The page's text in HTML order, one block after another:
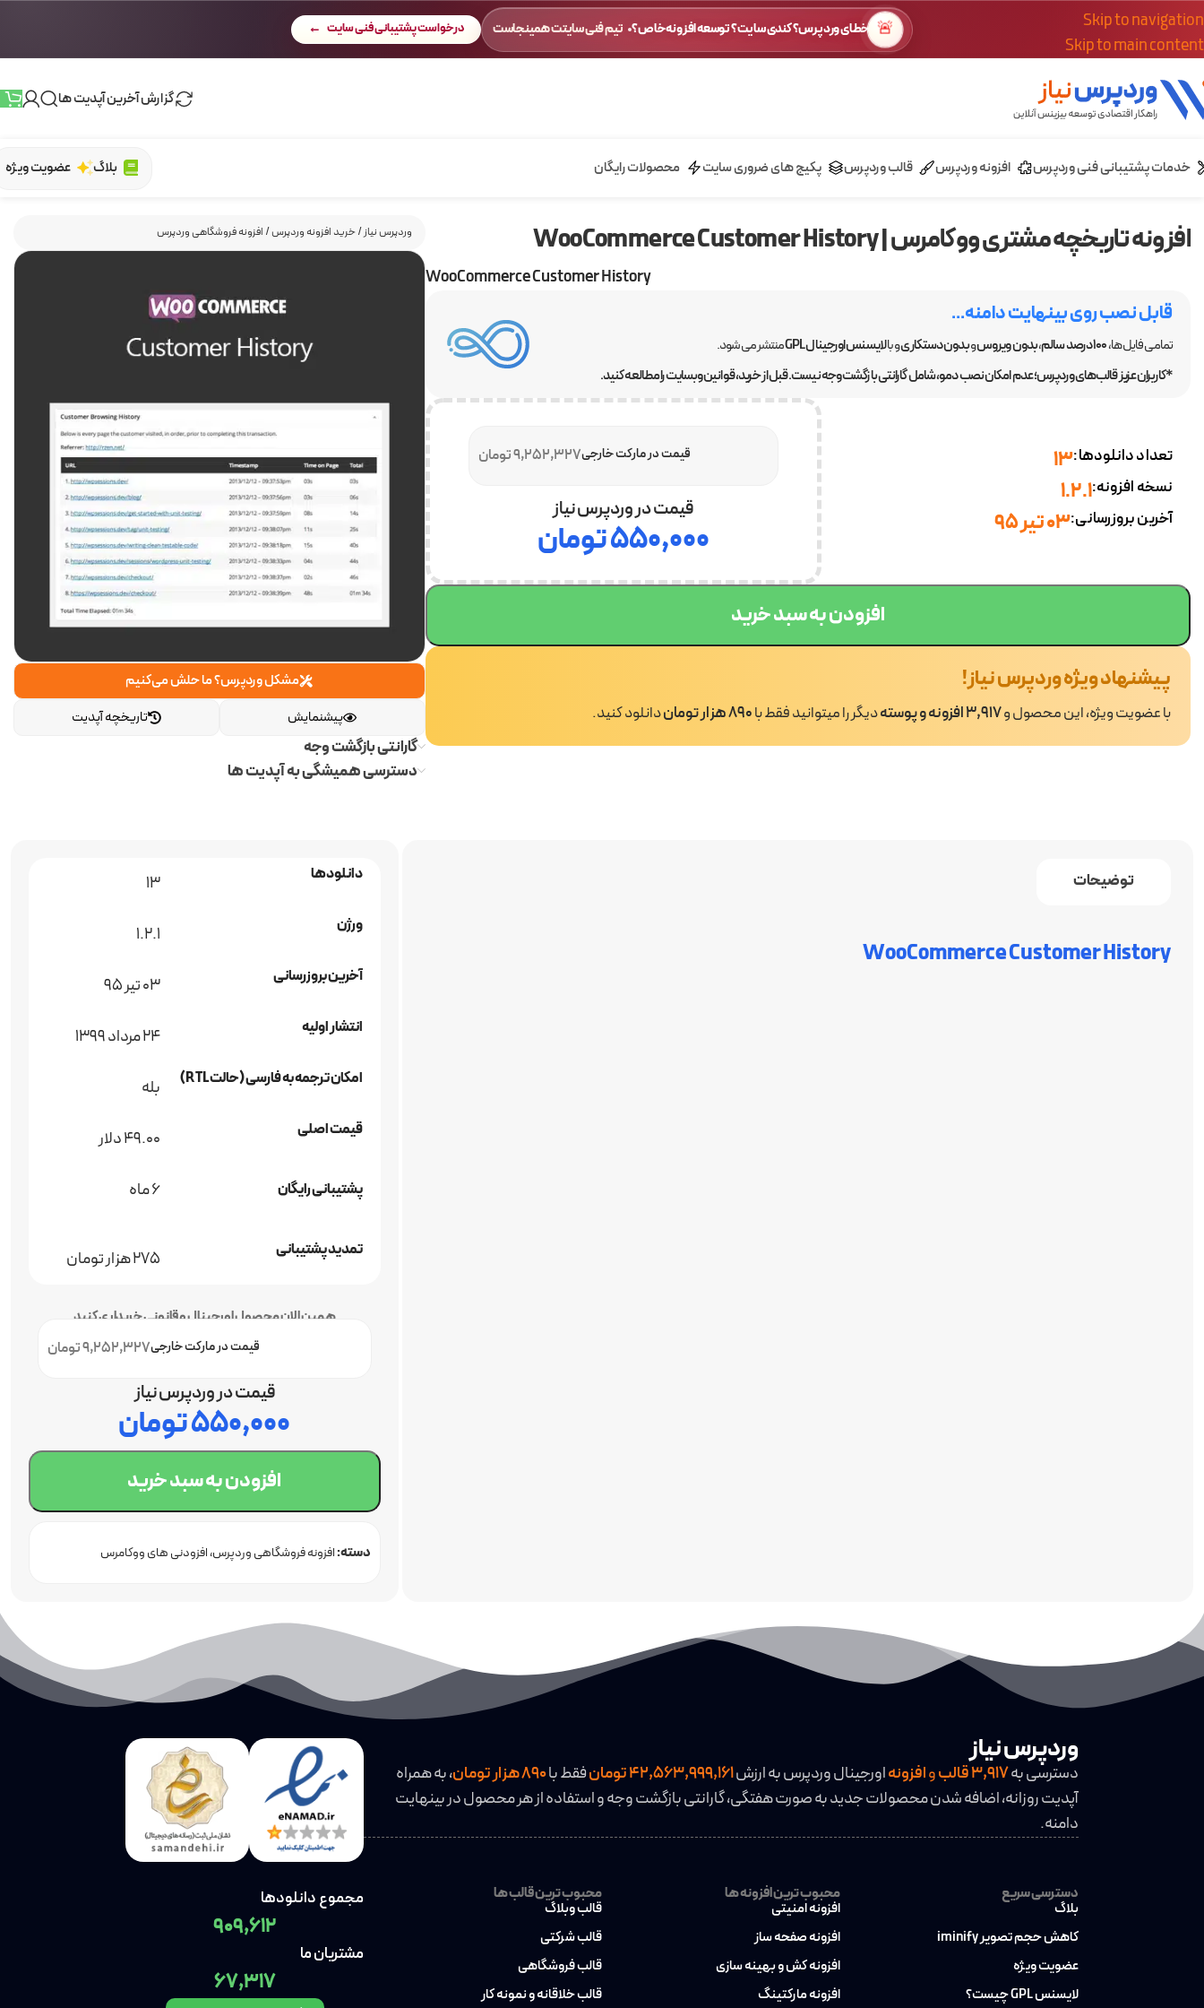
Skip to navigation
Skip to main content
🚨 خطای وردپرس؟ کندی سایت؟ توسعه افزونه خاص؟ تیم فنی سایتت همینجاست درخواست پشتیبانی فنی سایت
گزارش آخرین آپدیت ها
خدمات پشتیبانی فنی وردپرس افزونه وردپرس قالب وردپرس پکیج های ضروری سایت محصولات رایگان بلاگ عضویت ویژه
وردپرس نیاز/خرید افزونه وردپرس/ افزونه فروشگاهی وردپرس
مشکل وردپرس؟ ما حلش می‌کنیم
تاریخچه آپدیت
پیشنمایش
گارانتی بازگشت وجه
دسترسی همیشگی به آپدیت ها
افزونه تاریخچه مشتری ووکامرس | WooCommerce Customer History
WooCommerce Customer History
قابل نصب روی بینهایت دامنه...
تمامی فایل ها،100 درصد سالم ،بدون ویروسوبدون دستکاریو بالایسنس اورجینال GPL
منتشر می شود.
*کاربران عزیز قالب‌های وردپرس؛ عدم امکان نصب دمو، شامل گارانتی بازگشت وجه نیست. قبل از خرید، قوانین وبسایت را مطالعه کنید.
تعداد دانلودها:13
نسخه افزونه:1.2.1
آخرین بروزرسانی:۰۳ تیر ۹۵
9,252,327 تومانقیمت در مارکت خارجی
قیمت در وردپرس نیاز
۵۵۰,۰۰۰تومان
افزودن به سبد خرید
پیشنهاد ویژه وردپرس نیاز!
با عضویت ویژه، این محصول و3,917 افزونه و پوسته دیگر را میتوانید فقط با890 هزار تومان دانلود کنید.
توضیحات
WooCommerce Customer History
دانلودها 13
ورژن 1.2.1
آخرین بروزرسانی ۰۳ تیر ۹۵
انتشار اولیه 24 مرداد 1399
امکان ترجمه به فارسی (حالت RTL) بله
قیمت اصلی 49.00 دلار
پشتیبانی رایگان 6 ماه
تمدید پشتیبانی 275 هزار تومان
همین الان محصول اورجینال و قانونی خریداری کنید
9,252,327 تومانقیمت در مارکت خارجی
قیمت در وردپرس نیاز
۵۵۰,۰۰۰تومان
افزودن به سبد خرید
دسته:افزونه فروشگاهی وردپرس افزودنی های ووکامرس
وردپرس نیاز
دسترسی به3,917قالبوافزونهاورجینال وردپرس به ارزش42,563,999,161 تومان فقط با
، به همراه
آپدیت روزانه، اضافه شدن محصولات جدید به صورت هفتگی، گارانتی بازگشت وجه و استفاده از هر محصول در بینهایت
دامنه.
دسترسی سریع
بلاگ
کاهش حجم تصویر iminify
عضویت ویژه
لایسنس GPL چیست؟
محبوب ترین افزونه ها
افزونه امنیتی
افزونه صفحه ساز
افزونه کش و بهینه سازی
افزونه مارکتینگ
محبوب ترین قالب ها
قالب وبلاگ
قالب شرکتی
قالب فروشگاهی
قالب خلاقانه و نمونه کار
مجموع دانلودها
909,612
مشتریان ما
67,317